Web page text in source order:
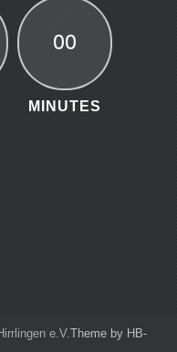
00
MINUTES
e.V.Theme by HB-